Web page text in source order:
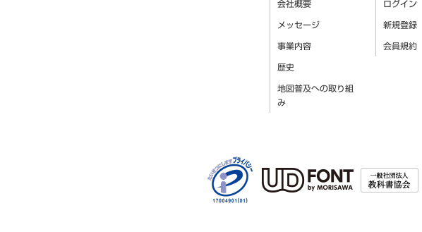
会社概要
メッセージ
事業内容
歴史
地図普及への取り組
み
ログイン
新規登録
会員規約